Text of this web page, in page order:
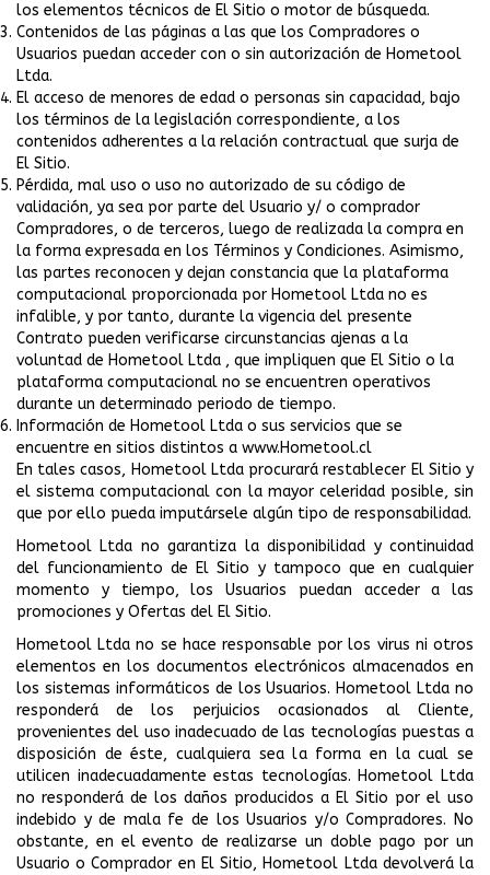
los elementos técnicos de El Sitio o motor de búsqueda.
Contenidos de las páginas a las que los Compradores o
Usuarios puedan acceder con o sin autorización de Hometool
Ltda.
El acceso de menores de edad o personas sin capacidad, bajo
los términos de la legislación correspondiente, a los
contenidos adherentes a la relación contractual que surja de
El Sitio.
Pérdida, mal uso o uso no autorizado de su código de
validación, ya sea por parte del Usuario y/ o comprador
Compradores, o de terceros, luego de realizada la compra en
la forma expresada en los Términos y Condiciones. Asimismo,
las partes reconocen y dejan constancia que la plataforma
computacional proporcionada por Hometool Ltda no es
infalible, y por tanto, durante la vigencia del presente
Contrato pueden verificarse circunstancias ajenas a la
voluntad de Hometool Ltda , que impliquen que El Sitio o la
plataforma computacional no se encuentren operativos
durante un determinado periodo de tiempo.
Información de Hometool Ltda o sus servicios que se
encuentre en sitios distintos a www.Hometool.cl
En tales casos, Hometool Ltda procurará restablecer El Sitio y
el sistema computacional con la mayor celeridad posible, sin
que por ello pueda imputársele algún tipo de responsabilidad.
Hometool Ltda no garantiza la disponibilidad y continuidad
del funcionamiento de El Sitio y tampoco que en cualquier
momento y tiempo, los Usuarios puedan acceder a las
promociones y Ofertas del El Sitio.
Hometool Ltda no se hace responsable por los virus ni otros
elementos en los documentos electrónicos almacenados en
los sistemas informáticos de los Usuarios. Hometool Ltda no
responderá de los perjuicios ocasionados al Cliente,
provenientes del uso inadecuado de las tecnologías puestas a
disposición de éste, cualquiera sea la forma en la cual se
utilicen inadecuadamente estas tecnologías. Hometool Ltda
no responderá de los daños producidos a El Sitio por el uso
indebido y de mala fe de los Usuarios y/o Compradores. No
obstante, en el evento de realizarse un doble pago por un
Usuario o Comprador en El Sitio, Hometool Ltda devolverá la